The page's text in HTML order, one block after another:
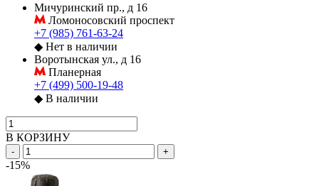
Мичуринский пр., д 16
Ломоносовский проспект
+7 (985) 761-63-24
◆ Нет в наличии
Воротынская ул., д 16
Планерная
+7 (499) 500-19-48
◆ В наличии
В КОРЗИНУ
- +
-15%